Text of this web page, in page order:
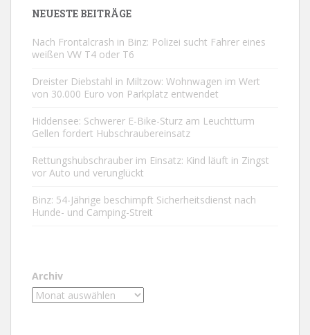
NEUESTE BEITRÄGE
Nach Frontalcrash in Binz: Polizei sucht Fahrer eines
weißen VW T4 oder T6
Dreister Diebstahl in Miltzow: Wohnwagen im Wert
von 30.000 Euro von Parkplatz entwendet
Hiddensee: Schwerer E-Bike-Sturz am Leuchtturm
Gellen fordert Hubschraubereinsatz
Rettungshubschrauber im Einsatz: Kind läuft in Zingst
vor Auto und verunglückt
Binz: 54-Jährige beschimpft Sicherheitsdienst nach
Hunde- und Camping-Streit
Archiv